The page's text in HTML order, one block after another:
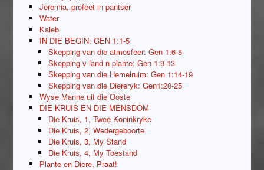
Jeremia, profeet in pantser
Water
Kaleb
IN DIE BEGIN: GEN 1:1-5
Skepping van die atmosfeer: Gen 1:6-8
Skepping v land n plante: Gen 1:9-13
Skepping van die Hemelruim: Gen 1:14-19
Skepping van die Diereryk: Gen1:20-25
Wyse Manne uit die Ooste
DIE KRUIS EN DIE MENSDOM
Die Kruis, 1, Twee Koninkryke
Die Kruis, 2, Wedergeboorte
Die Kruis, 3, My Stand
Die Kruis, 4, My Toestand
Plante en Diere, Praat!